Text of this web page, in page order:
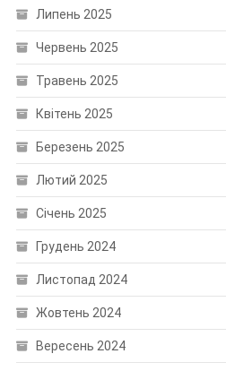
Липень 2025
Червень 2025
Травень 2025
Квітень 2025
Березень 2025
Лютий 2025
Січень 2025
Грудень 2024
Листопад 2024
Жовтень 2024
Вересень 2024